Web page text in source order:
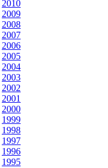
2010
2009
2008
2007
2006
2005
2004
2003
2002
2001
2000
1999
1998
1997
1996
1995